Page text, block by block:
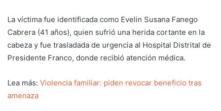
La víctima fue identificada como Evelin Susana Fanego
Cabrera (41 años), quien sufrió una herida cortante en la
cabeza y fue trasladada de urgencia al Hospital Distrital de
Presidente Franco, donde recibió atención médica.
Lea más: Violencia familiar: piden revocar beneficio tras
amenaza